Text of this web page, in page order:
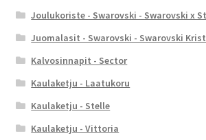
Joulukoriste - Swarovski - Swarovski x
Juomalasit - Swarovski - Swarovski
Kalvosinnapit - Sector
Kaulaketju - Laatukoru
Kaulaketju - Stelle
Kaulaketju - Vittoria